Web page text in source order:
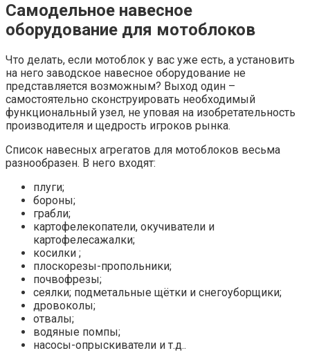
Самодельное навесное
оборудование для мотоблоков
Что делать, если мотоблок у вас уже есть, а установить
на него заводское навесное оборудование не
представляется возможным? Выход один –
самостоятельно сконструировать необходимый
функциональный узел, не уповая на изобретательность
производителя и щедрость игроков рынка.
Список навесных агрегатов для мотоблоков весьма
разнообразен. В него входят:
плуги;
бороны;
грабли;
картофелекопатели, окучиватели и
картофелесажалки;
косилки ;
плоскорезы-пропольники;
почвофрезы;
сеялки; подметальные щётки и снегоуборщики;
дровоколы;
отвалы;
водяные помпы;
насосы-опрыскиватели и т.д..